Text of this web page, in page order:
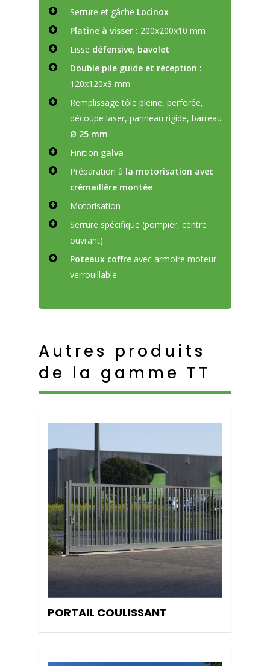
Serrure et gâche Locinox
Platine à visser : 200x200x10 mm
Lisse défensive, bavolet
Double pile guide et réception :
120x120x3 mm
Remplissage tôle pleine, perforée,
découpe laser, panneau rigide, barreau
Ø 25 mm
Finition galva
Préparation à la motorisation avec
crémaillère montée
Motorisation
Serrure spécifique (pompier, centre
ouvrant)
Poteaux coffreavec armoire moteur
verrouillable
Autres produits
de la gamme TT
PORTAIL COULISSANT